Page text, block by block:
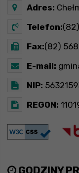
Adres:
Telefon:
Fax:(82)
E-mail:
NIP:
REGON:
GODZINY